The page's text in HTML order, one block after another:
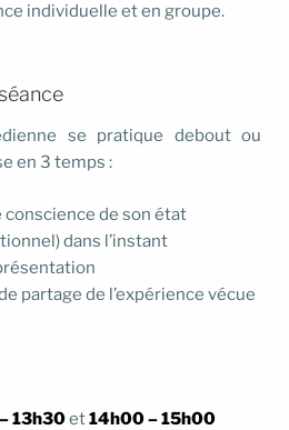
individuelle et en groupe.
se pratique debout ou
en 3 temps :
de son état
dans l’instant
partage de l’expérience vécue
13h30et14h00 – 15h00